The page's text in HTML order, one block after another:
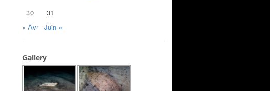
30
31
« Avr
Juin »
Gallery